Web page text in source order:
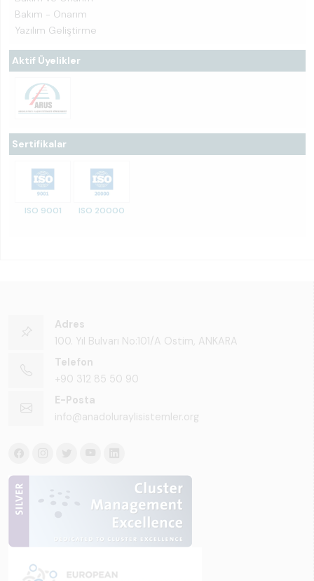
Bakım - Onarım
Yazılım Geliştirme
Aktif Üyelikler
Sertifikalar
ISO 9001 ISO 20000
Adres
100. Yıl Bulvarı No:101/A Ostim, ANKARA
Telefon
+90 312 85 50 90
E-Posta
info@anadoluraylisistemler.org